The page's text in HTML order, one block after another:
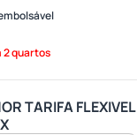
2 quartos
TARIFA